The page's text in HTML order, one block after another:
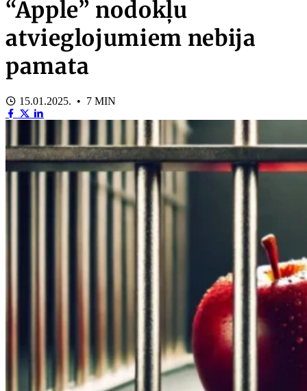
“Apple” nodokļu
atvieglojumiem nebija
pamata
15.01.2025. • 7 MIN